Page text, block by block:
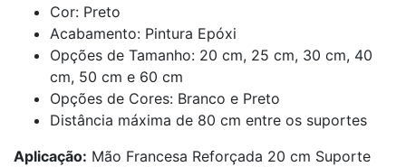
Cor: Preto
Acabamento: Pintura Epóxi
Opções de Tamanho: 20 cm, 25 cm, 30 cm, 40
cm, 50 cm e 60 cm
Opções de Cores: Branco e Preto
Distância máxima de 80 cm entre os suportes
Aplicação: Mão Francesa Reforçada 20 cm Suporte